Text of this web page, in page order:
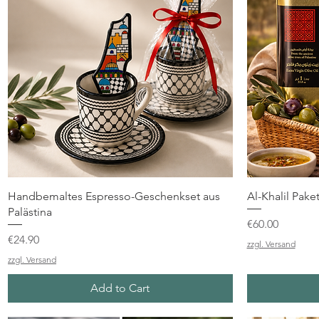
Quick View
Handbemaltes Espresso-Geschenkset aus
Palästina
Price
€24.90
zzgl. Versand
Add to Cart
Al-Khalil
Price
€60.00
zzgl. Versand